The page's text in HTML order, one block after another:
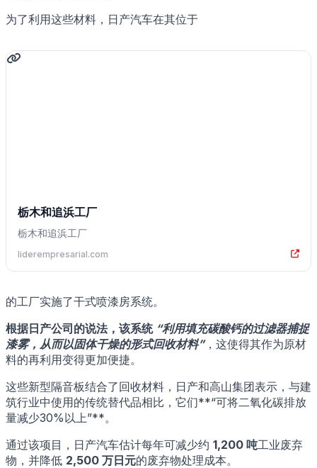
为了利用这些材料，日产汽车在其位于
栃木和追浜工厂
栃木和追浜工厂
liderempresarial.com
的工厂实施了干式喷漆房系统。
根据日产公司的说法，该系统 “利用填充碳酸钙的过滤器捕捉
漆雾，从而以固体干燥的形式回收材料”，这使得其作为原材
料的再利用变得更加便捷。
这些新型隔音板结合了回收材料，日产和高山集团表示，与建
筑行业中使用的传统替代品相比，它们**“可将二氧化碳排放
量减少30%以上”**。
通过该项目，日产汽车估计每年可减少约 1,200 吨工业废弃
物，并降低 2,500 万日元的废弃物处理成本。